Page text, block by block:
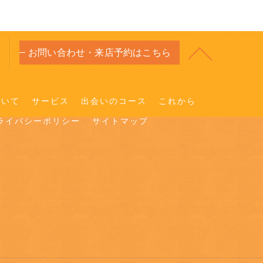
お問い合わせ・来店予約はこちら
て サービス 出会いのコース これから
イバシーポリシー サイトマップ